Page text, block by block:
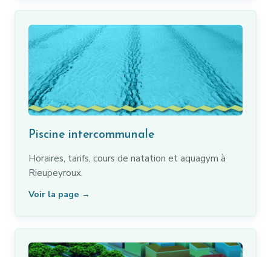
Piscine intercommunale
Horaires, tarifs, cours de natation et aquagym à
Rieupeyroux.
Voir la page →